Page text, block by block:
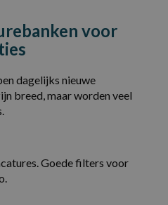
voor
dagelijks nieuwe
breed, maar worden veel
Goede filters voor